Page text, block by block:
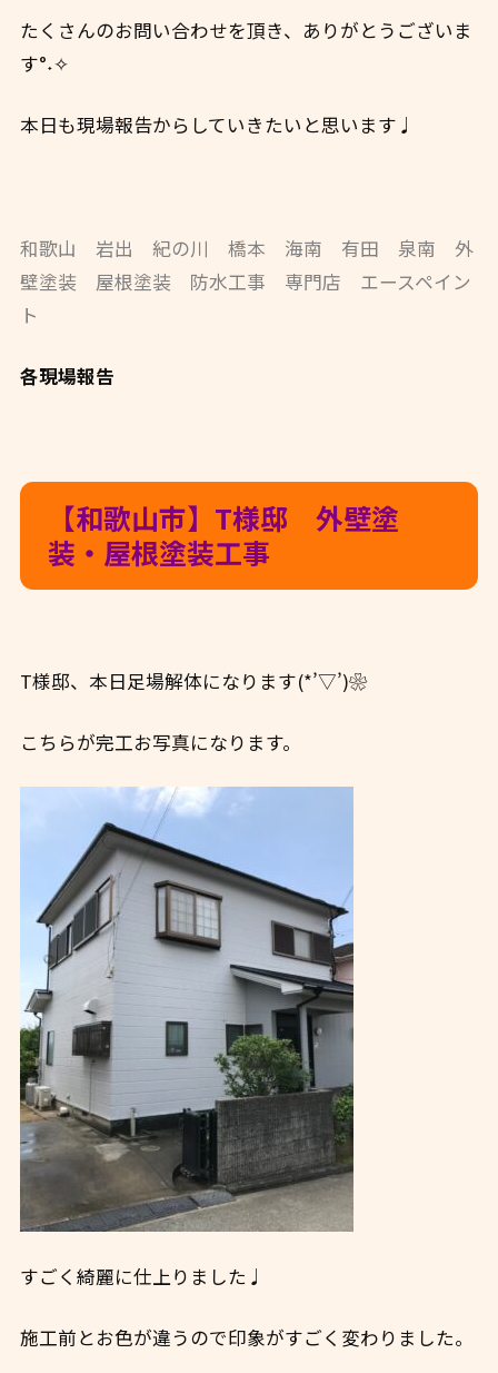
たくさんのお問い合わせを頂き、ありがとうございま
す°˖✧
本日も現場報告からしていきたいと思います♩
和歌山 岩出 紀の川 橋本 海南 有田 泉南 外
壁塗装 屋根塗装 防水工事 専門店 エースペイン
ト
各現場報告
【和歌山市】T様邸 外壁塗
装・屋根塗装工事
T様邸、本日足場解体になります(*’▽’)❀
こちらが完工お写真になります。
すごく綺麗に仕上りました♩
施工前とお色が違うので印象がすごく変わりました。